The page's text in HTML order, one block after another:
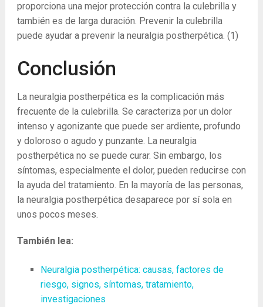
proporciona una mejor protección contra la culebrilla y
también es de larga duración. Prevenir la culebrilla
puede ayudar a prevenir la neuralgia postherpética. (1)
Conclusión
La neuralgia postherpética es la complicación más
frecuente de la culebrilla. Se caracteriza por un dolor
intenso y agonizante que puede ser ardiente, profundo
y doloroso o agudo y punzante. La neuralgia
postherpética no se puede curar. Sin embargo, los
síntomas, especialmente el dolor, pueden reducirse con
la ayuda del tratamiento. En la mayoría de las personas,
la neuralgia postherpética desaparece por sí sola en
unos pocos meses.
También lea:
Neuralgia postherpética: causas, factores de
riesgo, signos, síntomas, tratamiento,
investigaciones